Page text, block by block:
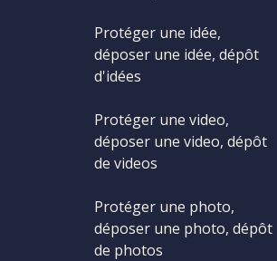
Protéger une idée,
déposer une idée, dépôt
d'idées
Protéger une video,
déposer une video, dépôt
de videos
Protéger une photo,
déposer une photo, dépôt
de photos